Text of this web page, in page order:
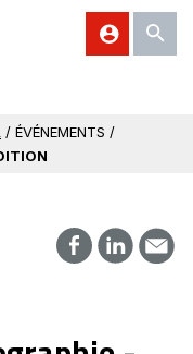
/ ÉVÉNEMENTS /